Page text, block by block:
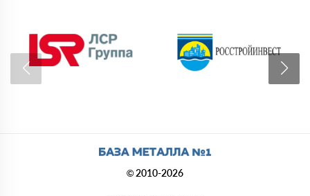
© 2010-2026